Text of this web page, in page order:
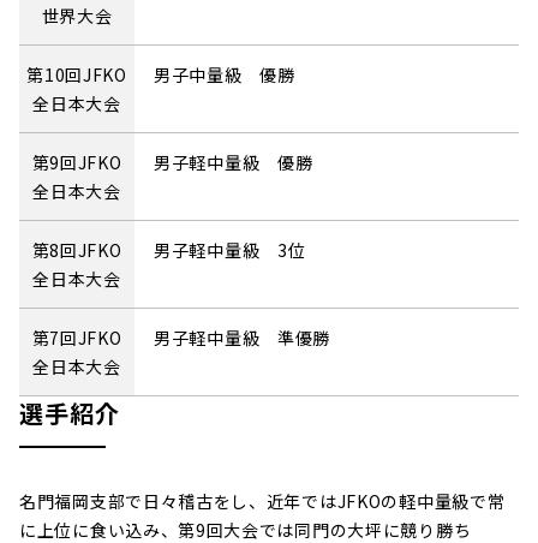
世界大会
第10回JFKO
全日本大会
男子中量級 優勝
第9回JFKO
全日本大会
男子軽中量級 優勝
第8回JFKO
全日本大会
男子軽中量級 3位
第7回JFKO
全日本大会
男子軽中量級 準優勝
選手紹介
名門福岡支部で日々稽古をし、近年ではJFKOの軽中量級で常
に上位に食い込み、第9回大会では同門の大坪に競り勝ち